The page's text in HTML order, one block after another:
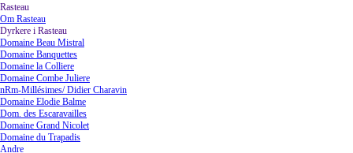
Rasteau
Om Rasteau
Dyrkere i Rasteau
Domaine Beau Mistral
Domaine Banquettes
Domaine la Colliere
Domaine Combe Juliere
nRm-Millésimes/ Didier Charavin
Domaine Elodie Balme
Dom. des Escaravailles
Domaine Grand Nicolet
Domaine du Trapadis
Andre